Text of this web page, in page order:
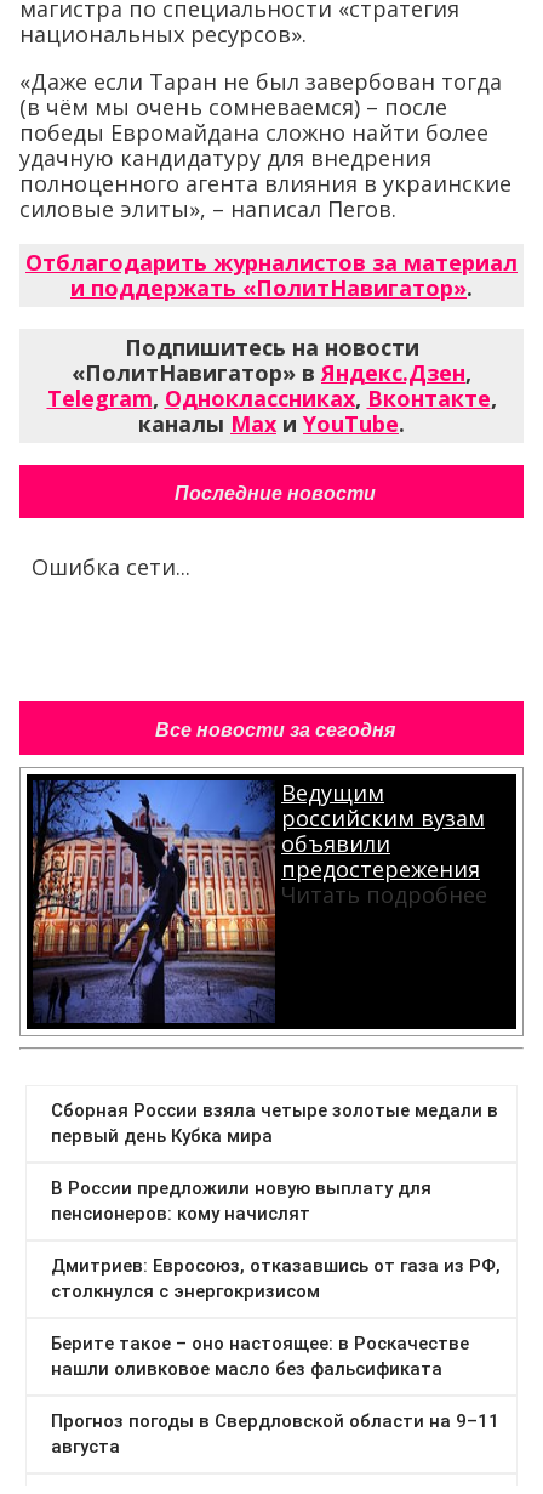
магистра по специальности «стратегия
национальных ресурсов».
«Даже если Таран не был завербован тогда
(в чём мы очень сомневаемся) – после
победы Евромайдана сложно найти более
удачную кандидатуру для внедрения
полноценного агента влияния в украинские
силовые элиты», – написал Пегов.
Отблагодарить журналистов за материал
и поддержать «ПолитНавигатор».
Подпишитесь на новости
«ПолитНавигатор» вЯндекс.Дзен,
Telegram, Одноклассниках, Вконтакте,
каналы Max и YouTube.
Последние новости
Ошибка сети...
Все новости за сегодня
Ведущим
российским вузам
объявили
предостережения
Читать подробнее